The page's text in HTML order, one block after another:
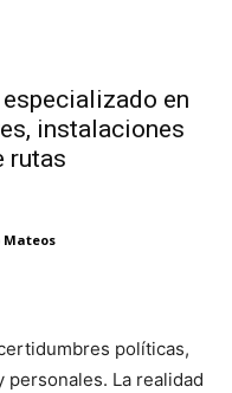
en
instalaciones
rutas
Mateos
políticas,
personales. La realidad